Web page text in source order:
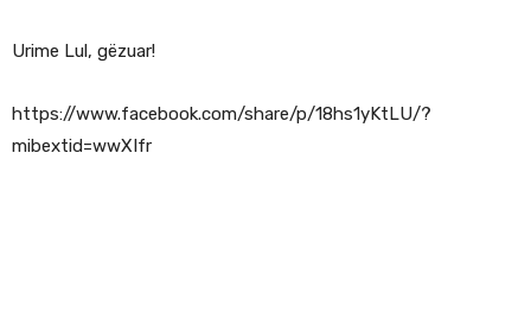
Urime Lul, gëzuar!
https://www.facebook.com/share/p/18hs1yKtLU/?
mibextid=wwXIfr